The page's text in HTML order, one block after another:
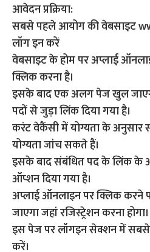
आवेदन प्रक्रिया:
सबसे पहले आयोग की वेबसाइट
लॉग इन करें
वेबसाइट के होम पर अप्लाई
क्लिक करना है।
इसके बाद एक अलग पेज खुल
पदों से जुड़ा लिंक दिया गया है।
करंट वेकैंसी में योग्यता के
योग्यता जांच सकते हैं।
इसके बाद संबंधित पद के लिंक के
ऑप्शन दिया गया है।
अप्लाई ऑनलाइन पर क्लिक
जाएगा जहां रजिस्ट्रेशन करना होगा।
इस पेज पर लॉगइन सेक्शन में
करें।